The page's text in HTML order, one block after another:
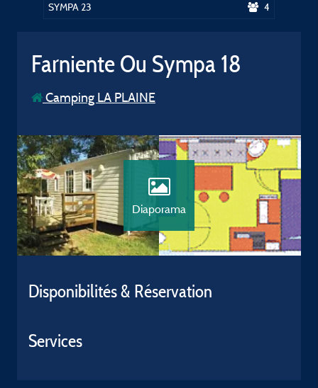
SYMPA 23 4
Farniente Ou Sympa 18
Camping LA PLAINE
Diaporama
Disponibilités & Réservation
Services